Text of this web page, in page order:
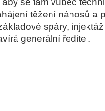
se tam vůbec
těžení nánosů a
spáry,
generální ředitel.